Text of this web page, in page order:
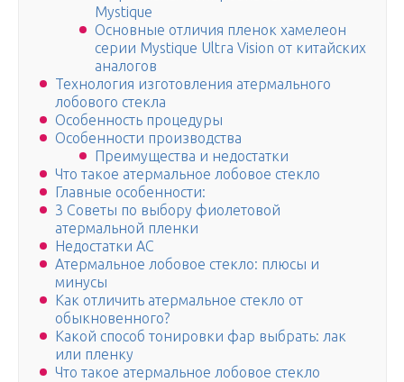
Mystique
Основные отличия пленок хамелеон
серии Mystique Ultra Vision от китайских
аналогов
Технология изготовления атермального
лобового стекла
Особенность процедуры
Особенности производства
Преимущества и недостатки
Что такое атермальное лобовое стекло
Главные особенности:
3 Советы по выбору фиолетовой
атермальной пленки
Недостатки АС
Атермальное лобовое стекло: плюсы и
минусы
Как отличить атермальное стекло от
обыкновенного?
Какой способ тонировки фар выбрать: лак
или пленку
Что такое атермальное лобовое стекло